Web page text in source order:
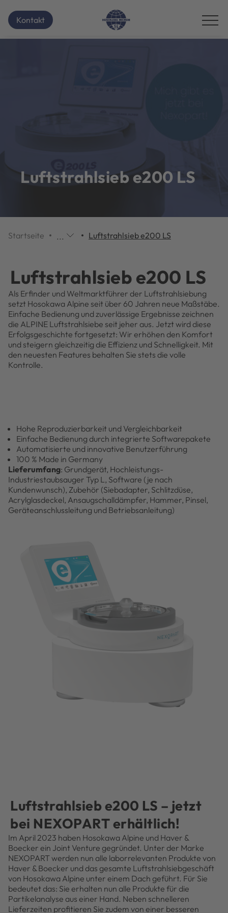
Kontakt
Luftstrahlsieb e200 LS
Startseite
...
Übersprungen,
mit
einem
Klick
öffnen
sich
diese.
Luftstrahlsieb e200 LS
Luftstrahlsieb e200 LS
Als Erfinder und Weltmarktführer der Luftstrahlsiebung
setzt Hosokawa Alpine seit über 60 Jahren neue Maßstäbe.
Einfache Bedienung und zuverlässige Ergebnisse zeichnen
die ALPINE Luftstrahlsiebe seit jeher aus. Jetzt wird diese
Erfolgsgeschichte fortgesetzt: Wir erhöhen den Komfort
und steigern gleichzeitig die Effizienz und Schnelligkeit. Mit
den neuesten Features behalten Sie stets die volle
Kontrolle.
Hohe Reproduzierbarkeit und Vergleichbarkeit
Einfache Bedienung durch integrierte Softwarepakete
Automatisierte und innovative Benutzerführung
100 % Made in Germany
Lieferumfang: Grundgerät, Hochleistungs-
Industriestaubsauger Typ L, Software (je nach
Kundenwunsch), Zubehör (Siebadapter, Schlitzdüse,
Acrylglasdeckel, Ansaugschalldämpfer, Hammer, Pinsel,
Geräteanschlussleitung und Betriebsanleitung)
Luftstrahlsieb e200 LS – jetzt
bei NEXOPART erhältlich!
Im April 2023 haben Hosokawa Alpine und Haver &
Boecker ein Joint Venture gegründet. Unter der Marke
NEXOPART werden nun alle laborrelevanten Produkte von
Haver & Boecker und das gesamte Luftstrahlsiebgeschäft
von Hosokawa Alpine unter einem Dach geführt. Für Sie
bedeutet das: Sie erhalten nun alle Produkte für die
Partikelanalyse aus einer Hand. Neben schnelleren
Lieferzeiten profitieren Sie zudem von einer besseren